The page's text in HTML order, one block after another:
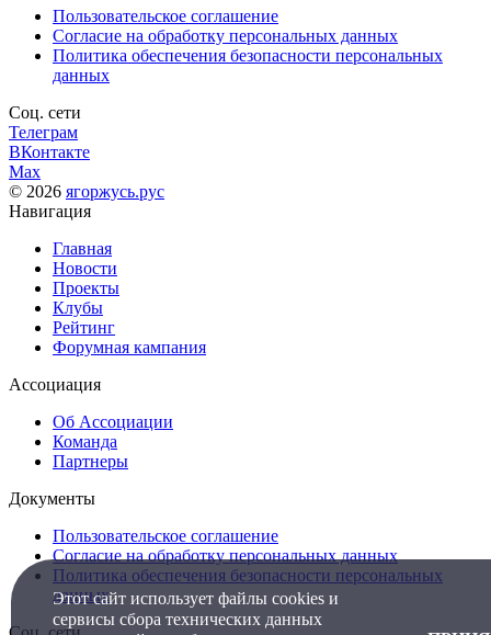
Пользовательское соглашение
Согласие на обработку персональных данных
Политика обеспечения безопасности персональных
данных
Соц. сети
Телеграм
ВКонтакте
Max
© 2026 ягоржусь.рус
Навигация
Главная
Новости
Проекты
Клубы
Рейтинг
Форумная кампания
Ассоциация
Об Ассоциации
Команда
Партнеры
Документы
Пользовательское соглашение
Согласие на обработку персональных данных
Политика обеспечения безопасности персональных
данных
Этот сайт использует файлы cookies и
сервисы сбора технических данных